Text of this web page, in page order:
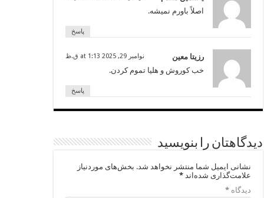
اصلاً باورم نمیشه.
پاسخ
رزیتا معین نوامبر 29, 2025 at 1:13 ق.ظ
خب کوروش و هلیا تموم کردن.
پاسخ
دیدگاهتان را بنویسید
نشانی ایمیل شما منتشر نخواهد شد. بخش‌های موردنیاز
علامت‌گذاری شده‌اند*
دیدگاه*